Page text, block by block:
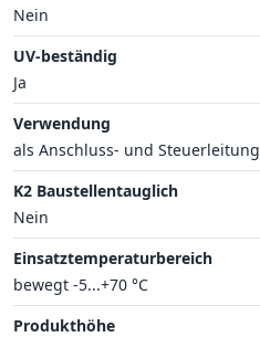
Nein
UV-beständig
Ja
Verwendung
als Anschluss- und Steuerleitung
K2 Baustellentauglich
Nein
Einsatztemperaturbereich
bewegt -5...+70 °C
Produkthöhe